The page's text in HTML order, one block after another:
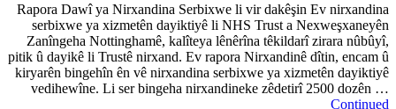
Rapora Dawî ya Nirxandina
serbixwe ya xizmetên
Zanîngeha Nottinghamê,
pitik û dayikê li Trustê nirxand.
kiryarên bingehîn ên vê
vedihewîne. Li ser bingeha